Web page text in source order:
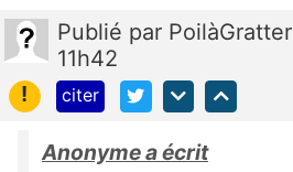
Publié par PoilàGratter
11h42
!
citer
Anonyme a écrit